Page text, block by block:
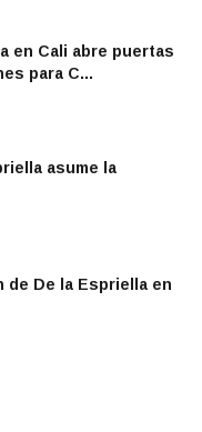
en Cali abre puertas
para C...
asume la
de De la Espriella en